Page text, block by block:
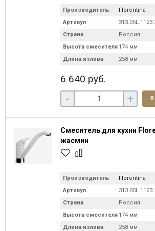
Производитель
Florentina
Артикул
Страна
Россия
Высота смесителя 174 мм
Длина излива
258 мм
6 640 руб.
- +
Смеситель для кухни
жасмин
Производитель
Florentina
Артикул
Страна
Россия
Высота смесителя 174 мм
Длина излива
258 мм